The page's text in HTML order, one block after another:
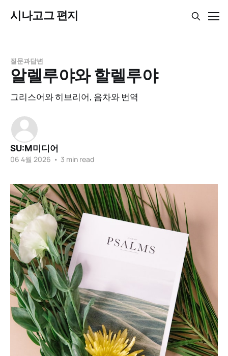
시나고그 편지
질문과답변
알렐루야와 할렐루야
그리스어와 히브리어, 음차와 번역
SU:M미디어
06 4월 2026 • 3 min read